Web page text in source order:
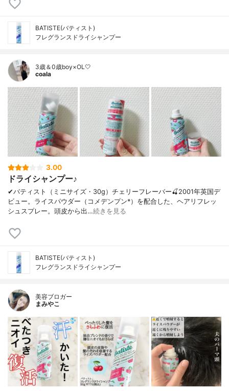
BATISTE(バティスト)
フレグランスドライシャンプー
3歳＆0歳boy×OL🤍
coala
3.00
ドライシャンプー♪
✔︎バティスト（ミニサイズ・30g）チェリーフレーバー🍒2001年英国デ
ビュー。ライスパウダー（コメデンプン*）を配合した、ヘアリフレッ
シュスプレー。頭皮から出…続きを見る
BATISTE(バティスト)
フレグランスドライシャンプー
美容ブロガー
まみやこ